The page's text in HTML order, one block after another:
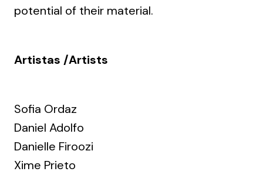
potential of their material.
Artistas /Artists
Sofia Ordaz
Daniel Adolfo
Danielle Firoozi
Xime Prieto